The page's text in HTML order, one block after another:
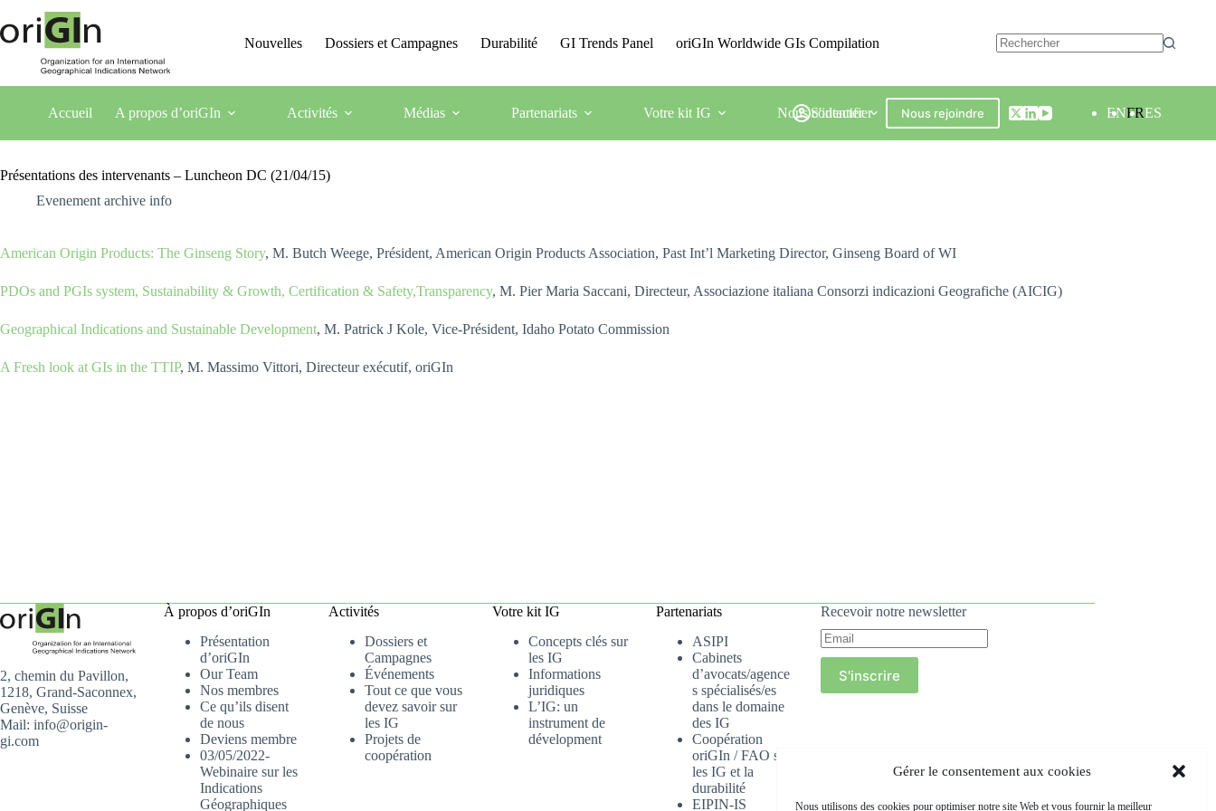
Gérer le consentement aux cookies
Nous utilisons des cookies pour optimiser notre site Web et vous fournir la meilleur
Nouvelles Dossiers et Campagnes Durabilité GI Trends Panel oriGIn Worldwide GIs Compilation
Accueil A propos d’oriGIn Activités Médias Partenariats Votre kit IG Nous contacter
S'identifier Nous rejoindre ENFRES
Présentations des intervenants – Luncheon DC (21/04/15)
Evenement archive info
American Origin Products: The Ginseng Story, M. Butch Weege, Président, American Origin Products Association, Past Int’l Marketing Director, Ginseng Board of WI
PDOs and PGIs system, Sustainability & Growth, Certification & Safety,Transparency, M. Pier Maria Saccani, Directeur, Associazione italiana Consorzi indicazioni Geografiche (AICIG)
Geographical Indications and Sustainable Development, M. Patrick J Kole, Vice-Président, Idaho Potato Commission
A Fresh look at GIs in the TTIP, M. Massimo Vittori, Directeur exécutif, oriGIn
2, chemin du Pavillon,
1218, Grand-Saconnex,
Genève, Suisse
Mail: info@origin-
gi.com
À propos d’oriGIn
Présentation
d’oriGIn
Our Team
Nos membres
Ce qu’ils disent
de nous
Deviens membre
03/05/2022-
Webinaire sur les
Indications
Géographiques
Activités
Dossiers et
Campagnes
Événements
Tout ce que vous
devez savoir sur
les IG
Projets de
coopération
Votre kit IG
Concepts clés sur
les IG
Informations
juridiques
L’IG: un
instrument de
dévelopment
Partenariats
ASIPI
Cabinets
d’avocats/agence
s spécialisés/es
dans le domaine
des IG
Coopération
oriGIn / FAO sur
les IG et la
durabilité
EIPIN-IS
Recevoir notre newsletter
S'inscrire